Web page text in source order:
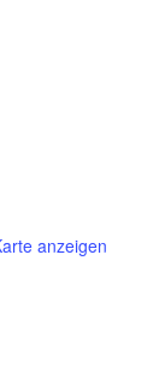
anzeigen